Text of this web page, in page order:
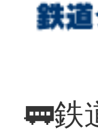
🚃鉄